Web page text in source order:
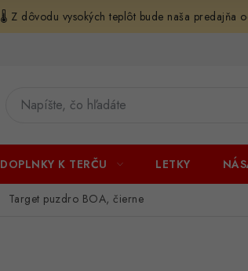
🌡️ Z dôvodu vysokých teplôt bude naša
DOPLNKY K TERČU LETKY
Target puzdro BOA, čierne